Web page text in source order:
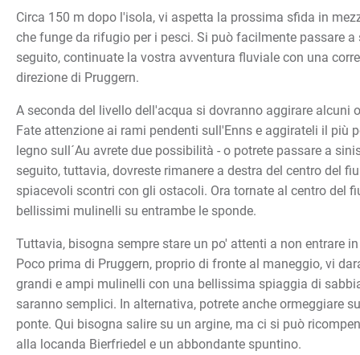
Circa 150 m dopo l'isola, vi aspetta la prossima sfida in
che funge da rifugio per i pesci. Si può facilmente passare a
seguito, continuate la vostra avventura fluviale con una
direzione di Pruggern.
A seconda del livello dell'acqua si dovranno aggirare alcuni
Fate attenzione ai rami pendenti sull'Enns e aggirateli il più
legno sull´Au avrete due possibilità - o potrete passare a
seguito, tuttavia, dovreste rimanere a destra del centro del
spiacevoli scontri con gli ostacoli. Ora tornate al centro del
bellissimi mulinelli su entrambe le sponde.
Tuttavia, bisogna sempre stare un po' attenti a non entrare
Poco prima di Pruggern, proprio di fronte al maneggio, vi
grandi e ampi mulinelli con una bellissima spiaggia di
saranno semplici. In alternativa, potrete anche ormeggiare
ponte. Qui bisogna salire su un argine, ma ci si può
alla locanda Bierfriedel e un abbondante spuntino.